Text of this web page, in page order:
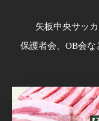
矢板中央サッ
保護者会、OB会な